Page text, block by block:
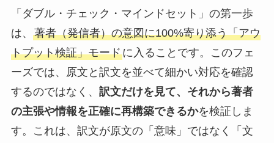
「ダブル・チェック・マインドセット」の第一歩
は、 著者（発信者）の意図に100%寄り添う「アウ
トプット検証」モードに入ることです。このフェ
ーズでは、原文と訳文を並べて細かい対応を確認
するのではなく、 訳文だけを見て、それから著者
の主張や情報を正確に再構築できるかを検証しま
す。これは、訳文が原文の「意味」ではなく「文